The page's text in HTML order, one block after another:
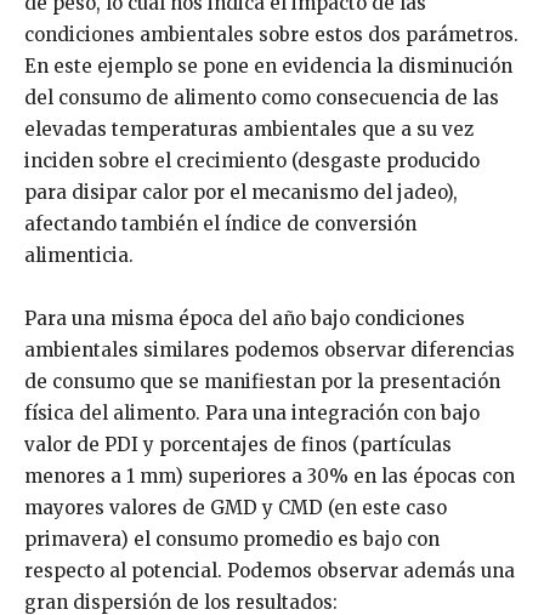
condiciones ambientales sobre estos dos parámetros.
En este ejemplo se pone en evidencia la disminución
del consumo de alimento como consecuencia de las
elevadas temperaturas ambientales que a su vez
inciden sobre el crecimiento (desgaste producido
para disipar calor por el mecanismo del jadeo),
afectando también el índice de conversión
alimenticia.
Para una misma época del año bajo condiciones
ambientales similares podemos observar diferencias
de consumo que se manifiestan por la presentación
física del alimento. Para una integración con bajo
valor de PDI y porcentajes de finos (partículas
menores a 1 mm) superiores a 30% en las épocas con
mayores valores de GMD y CMD (en este caso
primavera) el consumo promedio es bajo con
respecto al potencial. Podemos observar además una
gran dispersión de los resultados: